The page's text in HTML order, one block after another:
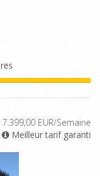
EUR/Semaine
Meilleur tarif garanti